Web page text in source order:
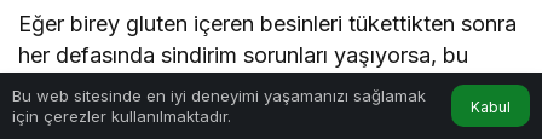
Eğer birey gluten içeren besinleri tükettikten sonra
her defasında sindirim sorunları yaşıyorsa, bu
durum göz ardı edilmemeli ve profesyonel bir
değerlendirme yapılmalıdır.
Bu web sitesinde en iyi deneyimi yaşamanızı sağlamak
için çerezler kullanılmaktadır.
Kabul